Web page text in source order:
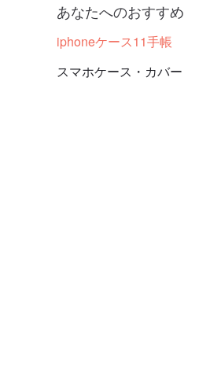
あなたへのおすすめ
iphoneケース11手帳
スマホケース・カバー